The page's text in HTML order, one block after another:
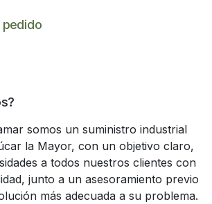
pedido
somos un suministro industrial
la Mayor, con un objetivo claro,
a todos nuestros clientes con
junto a un asesoramiento previo
más adecuada a su problema.